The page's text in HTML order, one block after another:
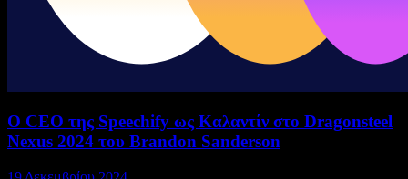
Ο CEO της Speechify ως Καλαντίν στο Dragonsteel
Nexus 2024 του Brandon Sanderson